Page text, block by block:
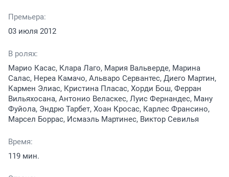
Премьера:
03 июля 2012
В ролях:
Марио Касас, Клара Лаго, Мария Вальверде, Марина
Салас, Нереа Камачо, Альваро Сервантес, Диего Мартин,
Кармен Элиас, Кристина Пласас, Хорди Бош, Ферран
Вильяхосана, Антонио Веласкес, Луис Фернандес, Ману
Фуйола, Эндрю Тарбет, Хоан Кросас, Карлес Франсино,
Марсел Боррас, Исмаэль Мартинес, Виктор Севилья
Время:
119 мин.